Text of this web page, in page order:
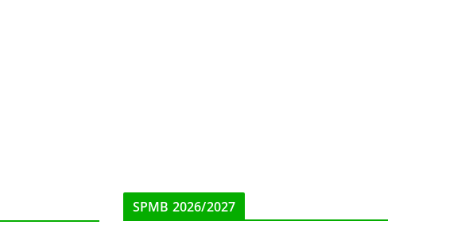
SPMB 2026/2027